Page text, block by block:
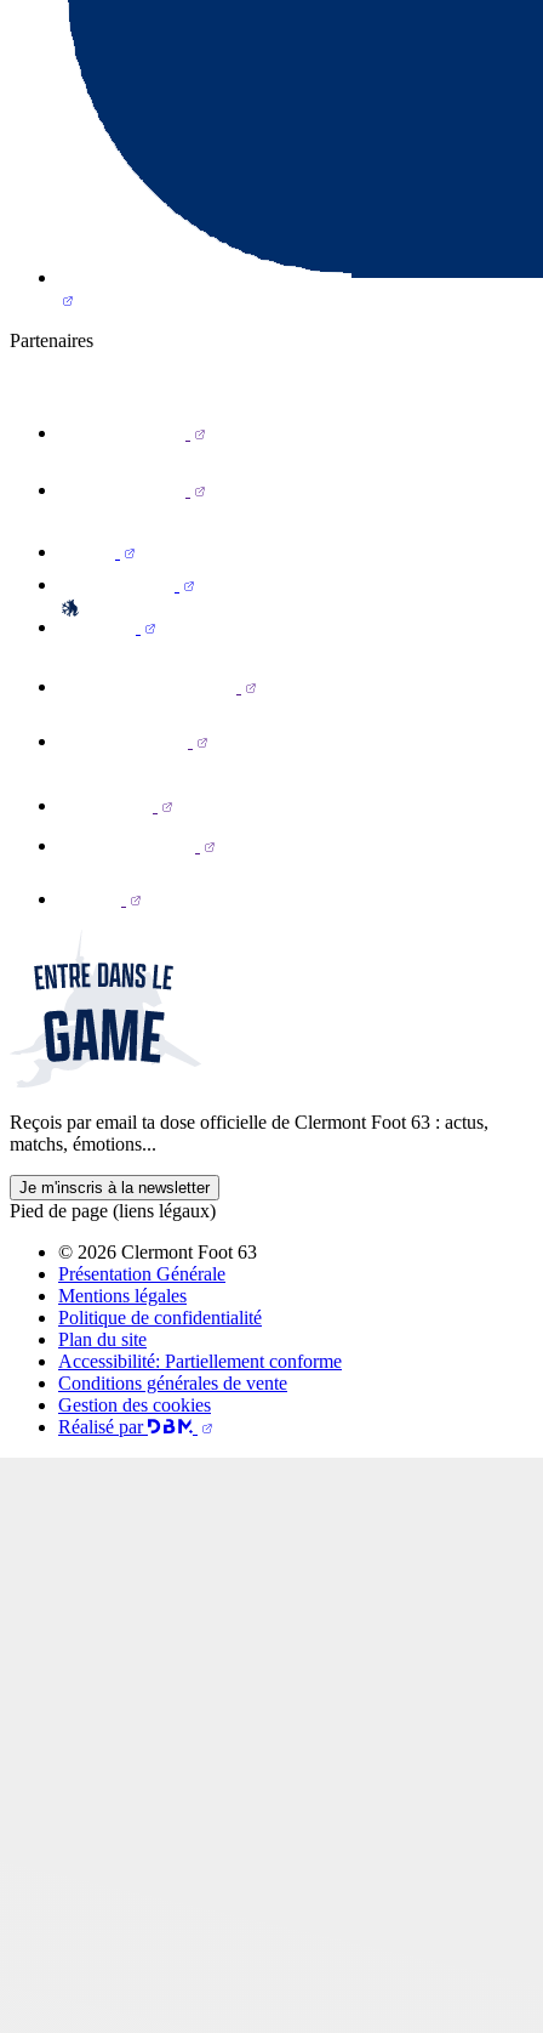
Partenaires
Reçois par email ta dose officielle de Clermont Foot 63 : actus,
matchs, émotions...
Je m'inscris à la newsletter
Pied de page (liens légaux)
© 2026 Clermont Foot 63
Présentation Générale
Mentions légales
Politique de confidentialité
Plan du site
Accessibilité: Partiellement conforme
Conditions générales de vente
Gestion des cookies
Réalisé par